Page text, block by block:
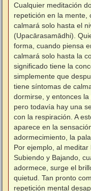
Cualquier meditación
repetición en la mente,
calmará solo hasta el
(Upacārasamādhi).
forma, cuando piensa
calmará solo hasta la
significado tiene la
simplemente que
tiene síntomas de
dormirse, y entonces
pero todavía hay una
con la respiración. A
aparece en la
adormecimiento, la
Por ejemplo, al
Subiendo y Bajando,
adormece, surge el
quietud. Tan pronto
repetición mental